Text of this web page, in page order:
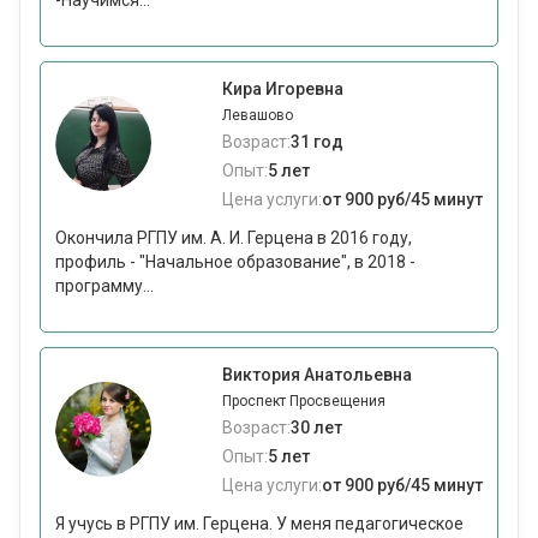
Кира Игоревна
Левашово
Возраст:31 год
Опыт:5 лет
Цена услуги:от 900 руб/45 минут
Окончила РГПУ им. А. И. Герцена в 2016 году,
профиль - "Начальное образование", в 2018 -
программу...
Виктория Анатольевна
Проспект Просвещения
Возраст:30 лет
Опыт:5 лет
Цена услуги:от 900 руб/45 минут
Я учусь в РГПУ им. Герцена. У меня педагогическое